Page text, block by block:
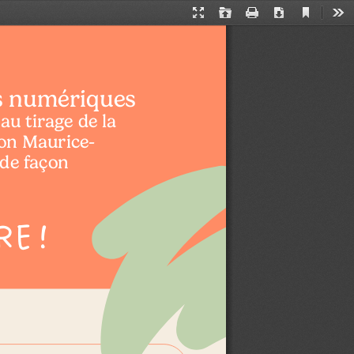
Presentation
Open Print Download
Current
numériques
tirage de la
Maurice-
façon
!